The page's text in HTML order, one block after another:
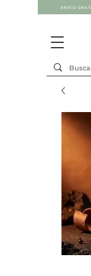
ENVÍO